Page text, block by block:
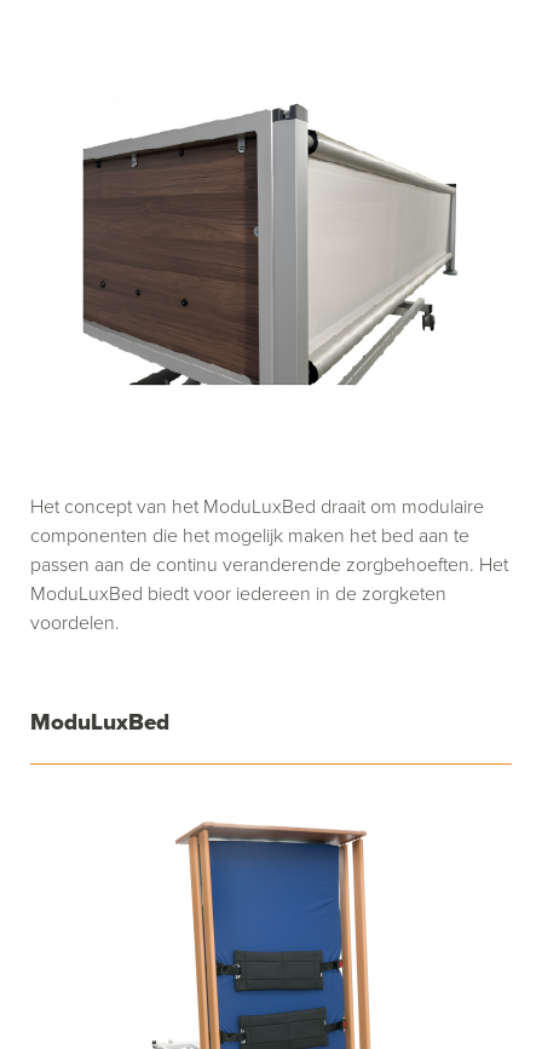
ModuLuxBed
Het concept van het ModuLuxBed draait om modulaire
componenten die het mogelijk maken het bed aan te
passen aan de continu veranderende zorgbehoeften. Het
ModuLuxBed biedt voor iedereen in de zorgketen
voordelen.